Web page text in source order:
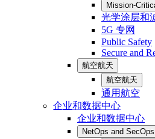
Mission-
光学涂层和
5G 专网
Public Safety
Secure and
航空航天
航空航天
通用航空
企业和数据中心
企业和数据中心
NetOps and SecOps